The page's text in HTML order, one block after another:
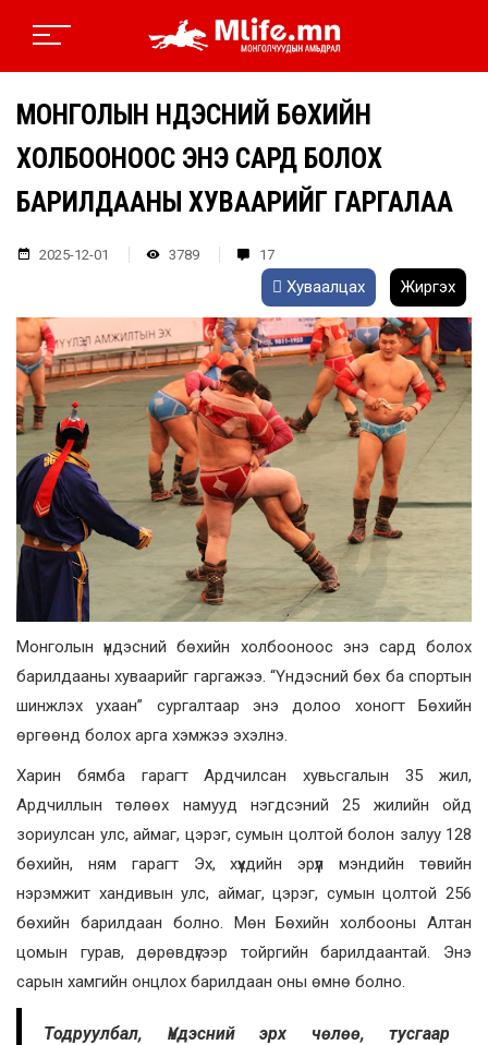
МОНГОЛЫН ҮНДЭСНИЙ БӨХИЙН
ХОЛБООНООС ЭНЭ САРД БОЛОХ
БАРИЛДААНЫ ХУВААРИЙГ ГАРГАЛАА
2025-12-01 3789 17
Хуваалцах Жиргэх
Монголын үндэсний бөхийн холбооноос энэ сард болох
барилдааны хуваарийг гаргажээ. “Үндэсний бөх ба спортын
шинжлэх ухаан” сургалтаар энэ долоо хоногт Бөхийн
өргөөнд болох арга хэмжээ эхэлнэ.
Харин бямба гарагт Ардчилсан хувьсгалын 35 жил,
Ардчиллын төлөөх намууд нэгдсэний 25 жилийн ойд
зориулсан улс, аймаг, цэрэг, сумын цолтой болон залуу 128
бөхийн, ням гарагт Эх, хүүхдийн эрүүл мэндийн төвийн
нэрэмжит хандивын улс, аймаг, цэрэг, сумын цолтой 256
бөхийн барилдаан болно. Мөн Бөхийн холбооны Алтан
цомын гурав, дөрөвдүгээр тойргийн барилдаантай. Энэ
сарын хамгийн онцлох барилдаан оны өмнө болно.
Тодруулбал, Үндэсний эрх чөлөө, тусгаар